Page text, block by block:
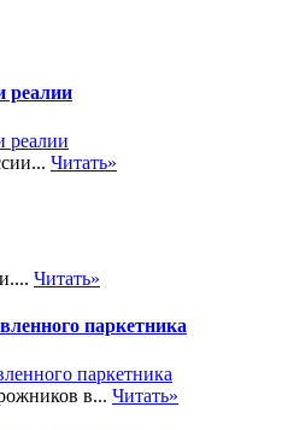
реалии
Читать»
Читать»
паркетника
в... Читать»